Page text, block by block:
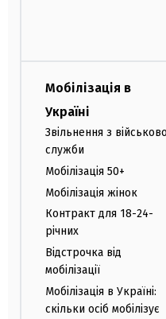
Мобілізація в
Україні
Звільнення з
служби
Мобілізація 50+
Мобілізація жінок
Контракт для 18-24-
річних
Відстрочка від
мобілізації
Мобілізація в Україні:
скільки осіб мобілізує